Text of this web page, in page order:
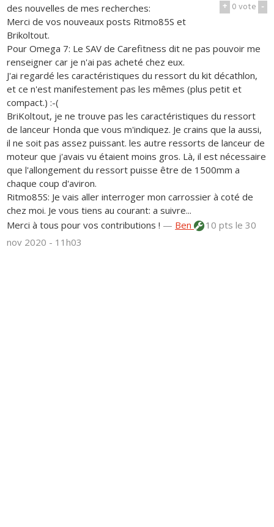
+ 0vote -
des nouvelles de mes recherches:
Merci de vos nouveaux posts Ritmo85S et
Brikoltout.
Pour Omega 7: Le SAV de Carefitness dit ne pas pouvoir me
renseigner car je n'ai pas acheté chez eux.
J'ai regardé les caractéristiques du ressort du kit décathlon,
et ce n'est manifestement pas les mêmes (plus petit et
compact.) :-(
BriKoltout, je ne trouve pas les caractéristiques du ressort
de lanceur Honda que vous m'indiquez. Je crains que la aussi,
il ne soit pas assez puissant. les autre ressorts de lanceur de
moteur que j'avais vu étaient moins gros. Là, il est nécessaire
que l'allongement du ressort puisse être de 1500mm a
chaque coup d'aviron.
Ritmo85S: Je vais aller interroger mon carrossier à coté de
chez moi. Je vous tiens au courant: a suivre...
Merci à tous pour vos contributions ! — Ben 10 ptsle 30
nov 2020 - 11h03